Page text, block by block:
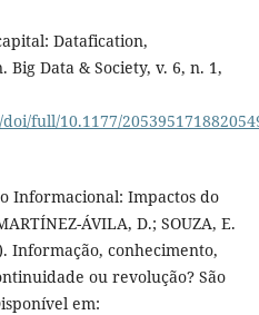
Datafication,
Data & Society, v. 6, n. 1,
full/10.1177/
Informacional: Impactos do
ÁVILA, D.; SOUZA, E.
Informação, conhecimento,
ou revolução? São
em: